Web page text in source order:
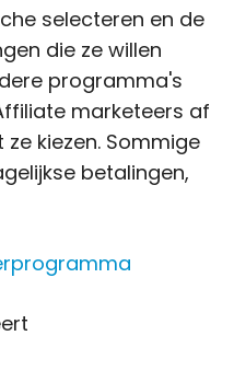
selecteren en de
die ze willen
programma's
marketeers af
kiezen. Sommige
betalingen,